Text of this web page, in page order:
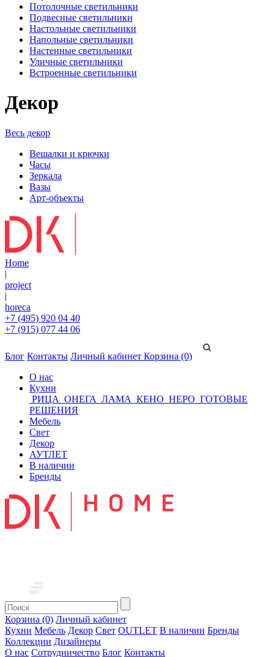
Потолочные светильники
Подвесные светильники
Настольные светильники
Напольные светильники
Настенные светильники
Уличные светильники
Встроенные светильники
Декор
Весь декор
Вешалки и крючки
Часы
Зеркала
Вазы
Арт-объекты
Home
|
project
|
horeca
+7 (495) 920 04 40
+7 (915) 077 44 06
Блог Контакты Личный кабинет Корзина (0)
О нас
Кухни
РИЦА ОНЕГА ЛАМА КЕНО НЕРО ГОТОВЫЕ
РЕШЕНИЯ
Мебель
Свет
Декор
АУТЛЕТ
В наличии
Бренды
Корзина (0) Личный кабинет
Кухни Мебель Декор Свет OUTLET В наличии Бренды
Коллекции Дизайнеры
О нас Сотрудничество Блог Контакты